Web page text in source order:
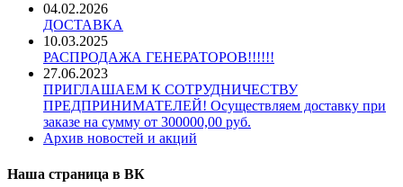
04.02.2026
ДОСТАВКА
10.03.2025
РАСПРОДАЖА ГЕНЕРАТОРОВ!!!!!!
27.06.2023
ПРИГЛАШАЕМ К СОТРУДНИЧЕСТВУ
ПРЕДПРИНИМАТЕЛЕЙ! Осуществляем доставку при
заказе на сумму от 300000,00 руб.
Архив новостей и акций
Наша страница в ВК